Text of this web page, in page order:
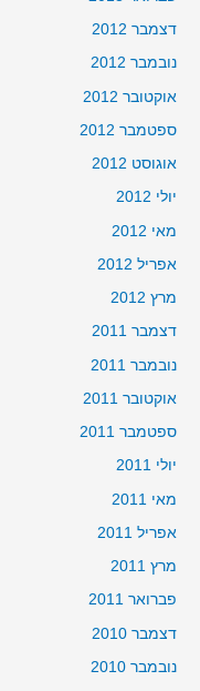
דצמבר 2012
נובמבר 2012
אוקטובר 2012
ספטמבר 2012
אוגוסט 2012
יולי 2012
מאי 2012
אפריל 2012
מרץ 2012
דצמבר 2011
נובמבר 2011
אוקטובר 2011
ספטמבר 2011
יולי 2011
מאי 2011
אפריל 2011
מרץ 2011
פברואר 2011
דצמבר 2010
נובמבר 2010